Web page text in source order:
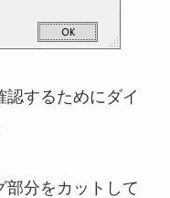
するためにダイ
部分をカットして